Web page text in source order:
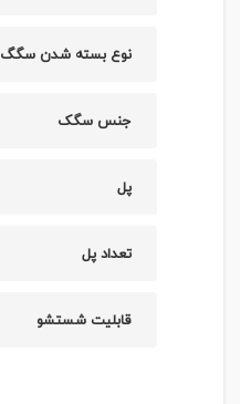
نوع بسته شدن سگگ
جنس سگک
پل
تعداد پل
قابلیت شستشو